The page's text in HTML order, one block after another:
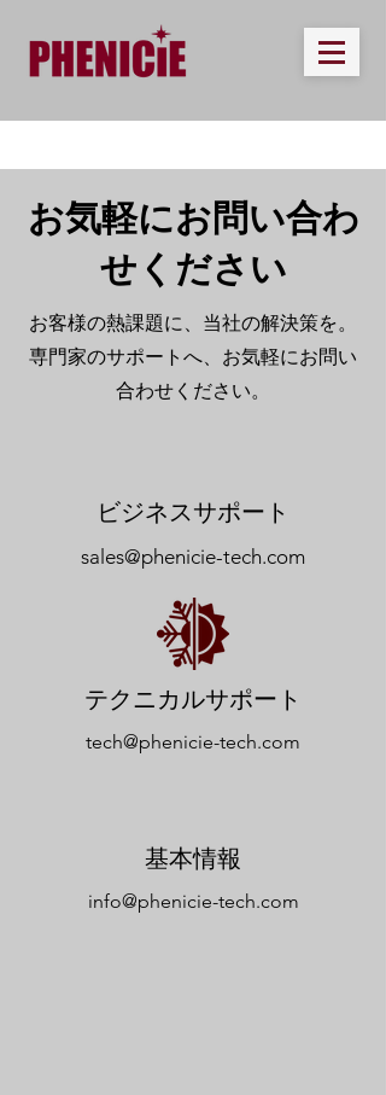
お気軽にお問い合わ
せください
お客様の熱課題に、当社の解決策を。
専門家のサポートへ、お気軽にお問い
合わせください。
ビジネスサポート
sales@phenicie-tech.com
テクニカルサポート
tech@phenicie-tech.com
基本情報
info@phenicie-tech.com